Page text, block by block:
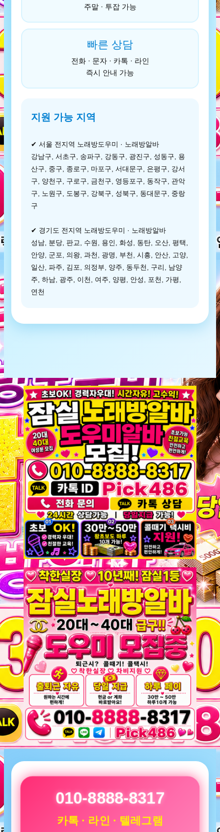
주말 · 투잡 가능
빠른 상담
전화 · 문자 · 카톡 · 라인
즉시 안내 가능
지원 가능 지역
✔ 서울 전지역 노래방도우미 · 노래방알바
강남구, 서초구, 송파구, 강동구, 광진구, 성동구, 용
산구, 중구, 종로구, 마포구, 서대문구, 은평구, 강서
구, 양천구, 구로구, 금천구, 영등포구, 동작구, 관악
구, 노원구, 도봉구, 강북구, 성북구, 동대문구, 중랑
구
✔ 경기도 전지역 노래방도우미 · 노래방알바
성남, 분당, 판교, 수원, 용인, 화성, 동탄, 오산, 평택,
안양, 군포, 의왕, 과천, 광명, 부천, 시흥, 안산, 고양,
일산, 파주, 김포, 의정부, 양주, 동두천, 구리, 남양
주, 하남, 광주, 이천, 여주, 양평, 안성, 포천, 가평,
연천
010-8888-8317
카톡 · 라인 · 텔레그램